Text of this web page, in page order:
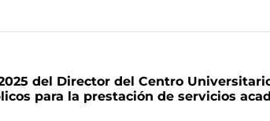
del Director del Centro
para la prestación de servicios